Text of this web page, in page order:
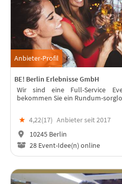
Anbieter-Profil
BE! Berlin Erlebnisse GmbH
Wir sind eine Full-Service
bekommen Sie ein Rundum-
★ 4,22(17) Anbieter seit 2017
10245 Berlin
28 Event-Idee(n) online